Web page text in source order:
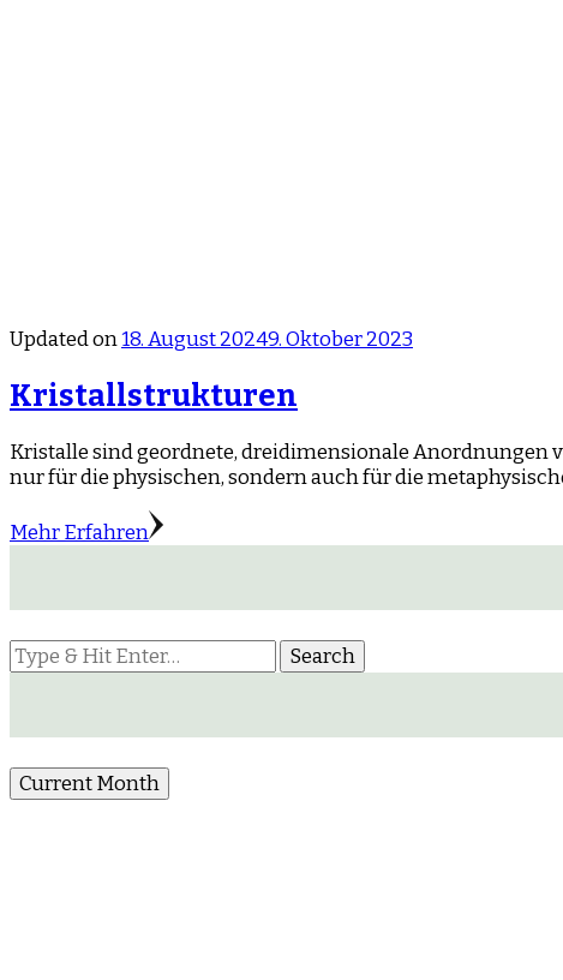
Updated on18. August 20249. Oktober 2023
Kristallstrukturen
Kristalle sind geordnete, dreidimensionale Anordnungen
nur für die physischen, sondern auch für die
Mehr Erfahren
Looking
for
Current Month